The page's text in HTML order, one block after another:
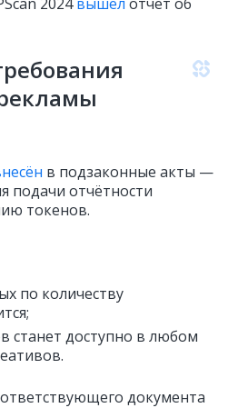
в подзаконные акты —
подачи отчётности
токенов.
по количеству
станет доступно в любом
документа